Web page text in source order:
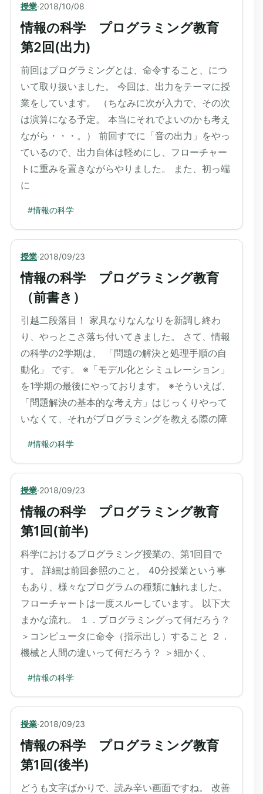
授業·2018/10/08
情報の科学 プログラミング教育
第2回(出力)
前回はプログラミングとは、命令すること、につ
いて取り扱いました。 今回は、出力をテーマに授
業をしています。 （ちなみに次が入力で、その次
は演算になる予定。 本当にそれでよいのかも考え
ながら・・・。） 前回すでに「音の出力」をやっ
ているので、出力自体は軽めにし、フローチャー
トに重みを置きながらやりました。 また、初っ端
に
#情報の科学
授業·2018/09/23
情報の科学 プログラミング教育
（前書き）
引越二段落目！ 家具なりなんなりを新調し終わ
り、やっとこさ落ち付いてきました。 さて、情報
の科学の2学期は、 「問題の解決と処理手順の自
動化」 です。 ※「モデル化とシミュレーション」
を1学期の最後にやっております。 ※そういえば、
「問題解決の基本的な考え方」はじっくりやって
いなくて、それがプログラミングを教える際の障
#情報の科学
授業·2018/09/23
情報の科学 プログラミング教育
第1回(前半)
科学におけるブログラミング授業の、第1回目で
す。 詳細は前回参照のこと。 40分授業という事
もあり、様々なプログラムの種類に触れました。
フローチャートは一度スルーしています。 以下大
まかな流れ。 １．プログラミングって何だろう？
＞コンピュータに命令（指示出し）すること ２．
機械と人間の違いって何だろう？ ＞細かく、
#情報の科学
授業·2018/09/23
情報の科学 プログラミング教育
第1回(後半)
どうも文字ばかりで、読み辛い画面ですね。 改善